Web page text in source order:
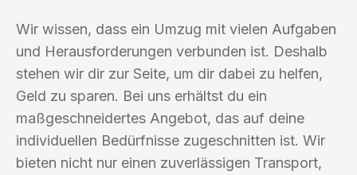
Wir wissen, dass ein Umzug mit vielen Aufgaben
und Herausforderungen verbunden ist. Deshalb
stehen wir dir zur Seite, um dir dabei zu helfen,
Geld zu sparen. Bei uns erhältst du ein
maßgeschneidertes Angebot, das auf deine
individuellen Bedürfnisse zugeschnitten ist. Wir
bieten nicht nur einen zuverlässigen Transport,